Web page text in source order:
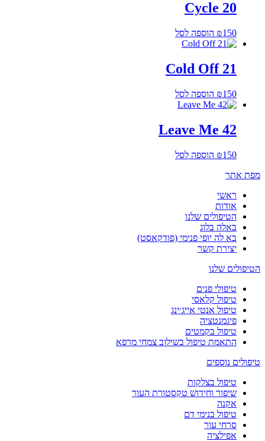
Cycle 20
₪150 הוספה לסל
Cold Off 21
₪150 הוספה לסל
Leave Me 42
₪150
הוספה לסל
מפת אתר
ראשי
אודות
הטיפולים שלנו
באלה בלוג
בא לה יופי פנימי (פודקאסט)
יצירת קשר
הטיפולים שלנו
טיפולי פנים
טיפול קלאסי
טיפול אנטי אייג׳ינג
פיגמנטציה
טיפול בקמטים
התאמת טיפול בשילוב צמחי מרפא
טיפולים נוספים
טיפול בצלקות
שיפור וחידוש טקסטורת העור
אקנה
טיפול בנימי דם
סרחי עור
אפילציה